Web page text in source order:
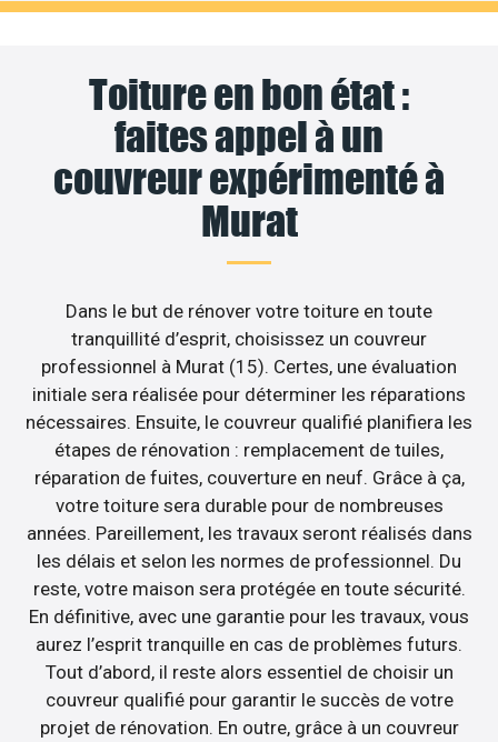
Toiture en bon état :
faites appel à un
couvreur expérimenté à
Murat
Dans le but de rénover votre toiture en toute
tranquillité d’esprit, choisissez un couvreur
professionnel à Murat (15). Certes, une évaluation
initiale sera réalisée pour déterminer les réparations
nécessaires. Ensuite, le couvreur qualifié planifiera les
étapes de rénovation : remplacement de tuiles,
réparation de fuites, couverture en neuf. Grâce à ça,
votre toiture sera durable pour de nombreuses
années. Pareillement, les travaux seront réalisés dans
les délais et selon les normes de professionnel. Du
reste, votre maison sera protégée en toute sécurité.
En définitive, avec une garantie pour les travaux, vous
aurez l’esprit tranquille en cas de problèmes futurs.
Tout d’abord, il reste alors essentiel de choisir un
couvreur qualifié pour garantir le succès de votre
projet de rénovation. En outre, grâce à un couvreur